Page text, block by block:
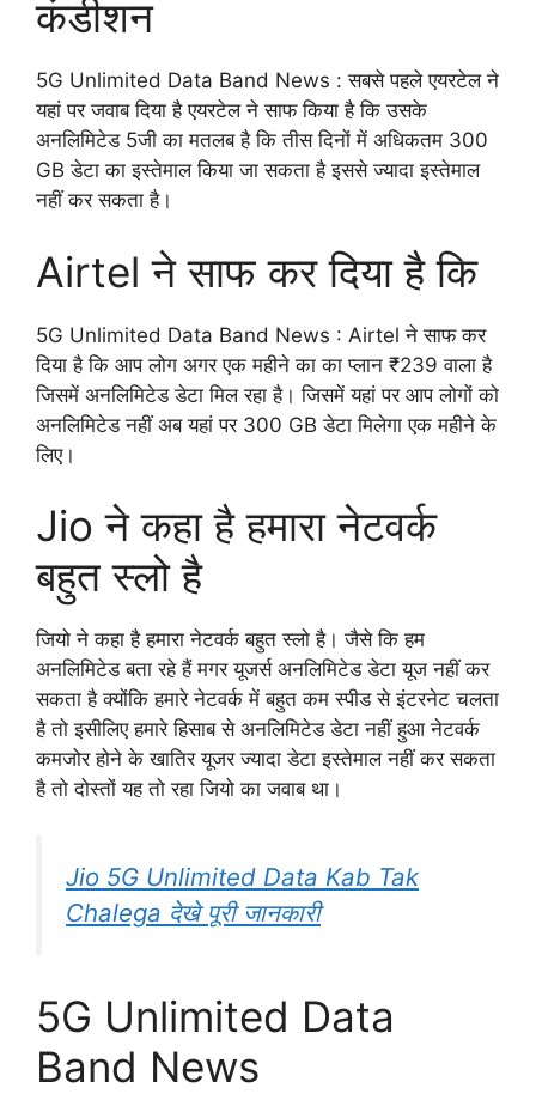
कंडीशन
5G Unlimited Data Band News : सबसे पहले एयरटेल ने
यहां पर जवाब दिया है एयरटेल ने साफ किया है कि उसके
अनलिमिटेड 5जी का मतलब है कि तीस दिनों में अधिकतम 300
GB डेटा का इस्तेमाल किया जा सकता है इससे ज्यादा इस्तेमाल
नहीं कर सकता है।
Airtel ने साफ कर दिया है कि
5G Unlimited Data Band News : Airtel ने साफ कर
दिया है कि आप लोग अगर एक महीने का का प्लान ₹239 वाला है
जिसमें अनलिमिटेड डेटा मिल रहा है। जिसमें यहां पर आप लोगों को
अनलिमिटेड नहीं अब यहां पर 300 GB डेटा मिलेगा एक महीने के
लिए।
Jio ने कहा है हमारा नेटवर्क
बहुत स्लो है
जियो ने कहा है हमारा नेटवर्क बहुत स्लो है। जैसे कि हम
अनलिमिटेड बता रहे हैं मगर यूजर्स अनलिमिटेड डेटा यूज नहीं कर
सकता है क्योंकि हमारे नेटवर्क में बहुत कम स्पीड से इंटरनेट चलता
है तो इसीलिए हमारे हिसाब से अनलिमिटेड डेटा नहीं हुआ नेटवर्क
कमजोर होने के खातिर यूजर ज्यादा डेटा इस्तेमाल नहीं कर सकता
है तो दोस्तों यह तो रहा जियो का जवाब था।
Jio 5G Unlimited Data Kab Tak
Chalega देखे पूरी जानकारी
5G Unlimited Data
Band News